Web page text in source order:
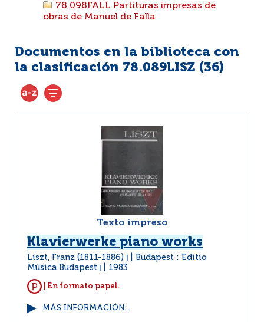
78.098FALL Partituras impresas de
obras de Manuel de Falla
Documentos en la biblioteca con
la clasificación 78.089LISZ (36)
Texto impreso
Klavierwerke piano works
Liszt, Franz (1811-1886)
Budapest : Editio
Música Budapest
1983
| En formato papel.
MÁS INFORMACIÓN...